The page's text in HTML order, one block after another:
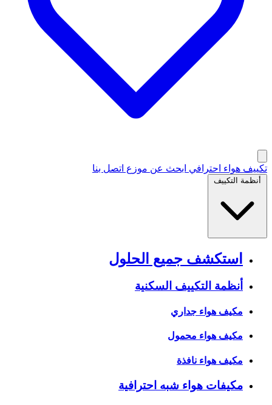
تكييف هواء احترافي ابحث عن موزع اتصل بنا
أنظمة التكييف
استكشف جميع الحلول
أنظمة التكييف السكنية
مكيف هواء جداري
مكيف هواء محمول
مكيف هواء نافذة
مكيفات هواء شبه احترافية